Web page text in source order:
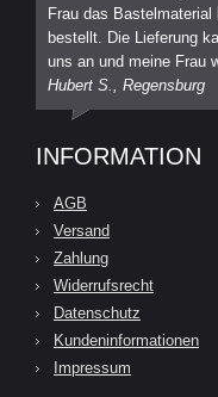
Frau das Bastelmaterial
bestellt. Die Lieferung
uns an und meine Frau
Hubert S., Regensburg
INFORMATION
AGB
Versand
Zahlung
Widerrufsrecht
Datenschutz
Kundeninformationen
Impressum